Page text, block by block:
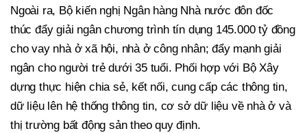
Ngoài ra, Bộ kiến nghị Ngân hàng Nhà nước đôn đốc
thúc đẩy giải ngân chương trình tín dụng 145.000 tỷ đồng
cho vay nhà ở xã hội, nhà ở công nhân; đẩy mạnh giải
ngân cho người trẻ dưới 35 tuổi. Phối hợp với Bộ Xây
dựng thực hiện chia sẻ, kết nối, cung cấp các thông tin,
dữ liệu lên hệ thống thông tin, cơ sở dữ liệu về nhà ở và
thị trường bất động sản theo quy định.